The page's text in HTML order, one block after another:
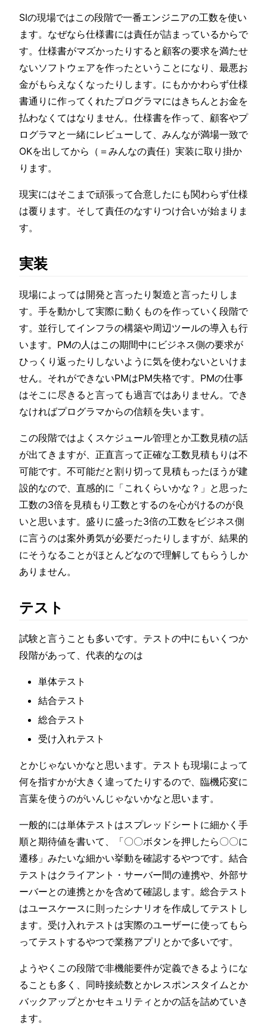
SIの現場ではこの段階で一番エンジニアの工数を使い
ます。なぜなら仕様書には責任が詰まっているからで
す。仕様書がマズかったりすると顧客の要求を満たせ
ないソフトウェアを作ったということになり、最悪お
金がもらえなくなったりします。にもかかわらず仕様
書通りに作ってくれたプログラマにはきちんとお金を
払わなくてはなりません。仕様書を作って、顧客やプ
ログラマと一緒にレビューして、みんなが満場一致で
OKを出してから（＝みんなの責任）実装に取り掛か
ります。
現実にはそこまで頑張って合意したにも関わらず仕様
は覆ります。そして責任のなすりつけ合いが始まりま
す。
実装
現場によっては開発と言ったり製造と言ったりしま
す。手を動かして実際に動くものを作っていく段階で
す。並行してインフラの構築や周辺ツールの導入も行
います。PMの人はこの期間中にビジネス側の要求が
ひっくり返ったりしないように気を使わないといけま
せん。それができないPMはPM失格です。PMの仕事
はそこに尽きると言っても過言ではありません。でき
なければプログラマからの信頼を失います。
この段階ではよくスケジュール管理とか工数見積の話
が出てきますが、正直言って正確な工数見積もりは不
可能です。不可能だと割り切って見積もったほうが建
設的なので、直感的に「これくらいかな？」と思った
工数の3倍を見積もり工数とするのを心がけるのが良
いと思います。盛りに盛った3倍の工数をビジネス側
に言うのは案外勇気が必要だったりしますが、結果的
にそうなることがほとんどなので理解してもらうしか
ありません。
テスト
試験と言うことも多いです。テストの中にもいくつか
段階があって、代表的なのは
単体テスト
結合テスト
総合テスト
受け入れテスト
とかじゃないかなと思います。テストも現場によって
何を指すかが大きく違ってたりするので、臨機応変に
言葉を使うのがいんじゃないかなと思います。
一般的には単体テストはスプレッドシートに細かく手
順と期待値を書いて、「〇〇ボタンを押したら〇〇に
遷移」みたいな細かい挙動を確認するやつです。結合
テストはクライアント・サーバー間の連携や、外部サ
ーバーとの連携とかを含めて確認します。総合テスト
はユースケースに則ったシナリオを作成してテストし
ます。受け入れテストは実際のユーザーに使ってもら
ってテストするやつで業務アプリとかで多いです。
ようやくこの段階で非機能要件が定義できるようにな
ることも多く、同時接続数とかレスポンスタイムとか
バックアップとかセキュリティとかの話を詰めていき
ます。